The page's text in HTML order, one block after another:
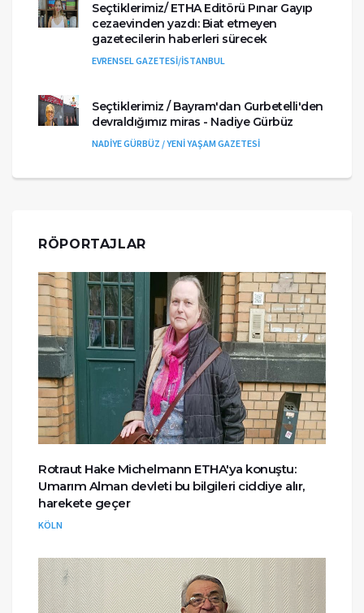
Seçtiklerimiz/ ETHA Editörü Pınar Gayıp
cezaevinden yazdı: Biat etmeyen
gazetecilerin haberleri sürecek
EVRENSEL GAZETESİ/İSTANBUL
Seçtiklerimiz / Bayram'dan Gurbetelli'den
devraldığımız miras - Nadiye Gürbüz
NADİYE GÜRBÜZ / YENİ YAŞAM GAZETESİ
RÖPORTAJLAR
Rotraut Hake Michelmann ETHA'ya konuştu:
Umarım Alman devleti bu bilgileri ciddiye alır,
harekete geçer
KÖLN